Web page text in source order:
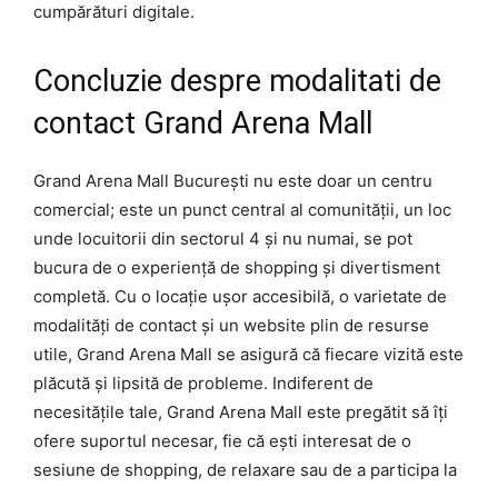
cumpărături digitale.
Concluzie despre modalitati de
contact Grand Arena Mall
Grand Arena Mall București nu este doar un centru
comercial; este un punct central al comunității, un loc
unde locuitorii din sectorul 4 și nu numai, se pot
bucura de o experiență de shopping și divertisment
completă. Cu o locație ușor accesibilă, o varietate de
modalități de contact și un website plin de resurse
utile, Grand Arena Mall se asigură că fiecare vizită este
plăcută și lipsită de probleme. Indiferent de
necesitățile tale, Grand Arena Mall este pregătit să îți
ofere suportul necesar, fie că ești interesat de o
sesiune de shopping, de relaxare sau de a participa la